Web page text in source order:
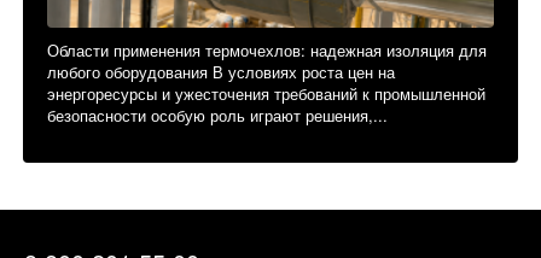
Области применения термочехлов: надежная изоляция для
любого оборудования В условиях роста цен на
энергоресурсы и ужесточения требований к промышленной
безопасности особую роль играют решения,...